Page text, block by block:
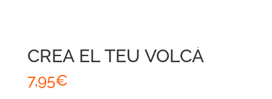
CREA EL TEU VOLCÀ
7,95€